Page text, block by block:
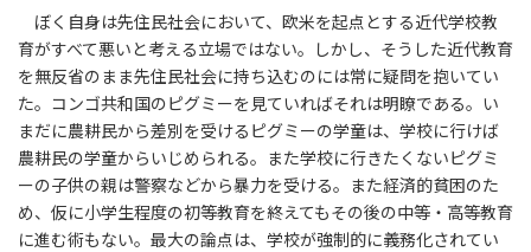
ぼく自身は先住民社会において、欧米を起点とする近代学校教
育がすべて悪いと考える立場ではない。しかし、そうした近代教育
を無反省のまま先住民社会に持ち込むのには常に疑問を抱いてい
た。コンゴ共和国のピグミーを見ていればそれは明瞭である。い
まだに農耕民から差別を受けるピグミーの学童は、学校に行けば
農耕民の学童からいじめられる。また学校に行きたくないピグミ
ーの子供の親は警察などから暴力を受ける。また経済的貧困のた
め、仮に小学生程度の初等教育を終えてもその後の中等・高等教育
に進む術もない。最大の論点は、学校が強制的に義務化されてい